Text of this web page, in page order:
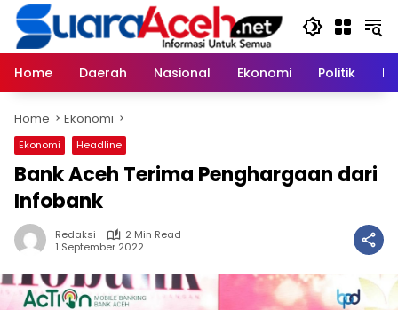
Skip
content
Home
Daerah Nasional Ekonomi Politik
Home Ekonomi
Ekonomi Headline
Bank Aceh Terima Penghargaan dari
Infobank
Redaksi
2 Min Read
1 September 2022